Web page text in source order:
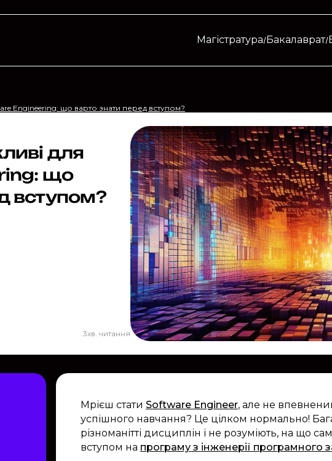
Магістратура Бакалаврат
Engineering: що варто знати перед вступом?
для
що
вступом?
3хв. читання
Мрієш стати Software Engineer, але не
успішного навчання? Це цілком нормально!
різноманітті дисциплін і не розуміють, на що
вступом на програму з інженерії програмного